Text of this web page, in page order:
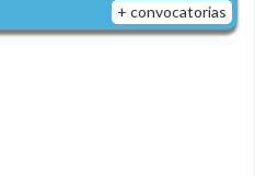
+ convocatorias